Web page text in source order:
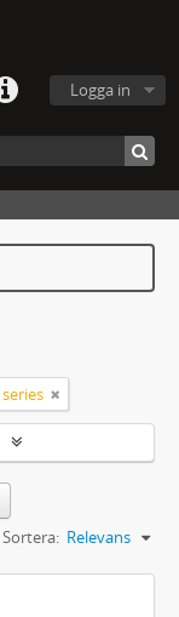
Logga in
series
Sortera: Relevans